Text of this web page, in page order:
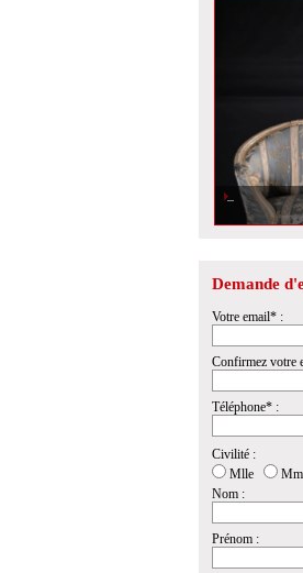
Demande
Votre email* :
Confirmez votre
Téléphone* :
Civilité :
Mlle
Nom :
Prénom :